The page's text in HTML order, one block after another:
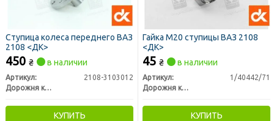
Ступица колеса переднего ВАЗ
2108 <ДК>
450 ₴ в наличии
Артикул:
2108-3103012
Дорожня карта
КУПИТЬ
Гайка М20 ступицы ВАЗ 2108
<ДК>
45 ₴ в наличии
Артикул:
1/40442/71
Дорожня карта
КУПИТЬ